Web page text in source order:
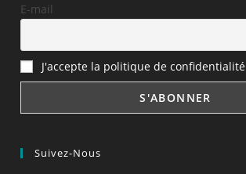
E-mail
J'accepte la politique de confidentialité
Suivez-Nous